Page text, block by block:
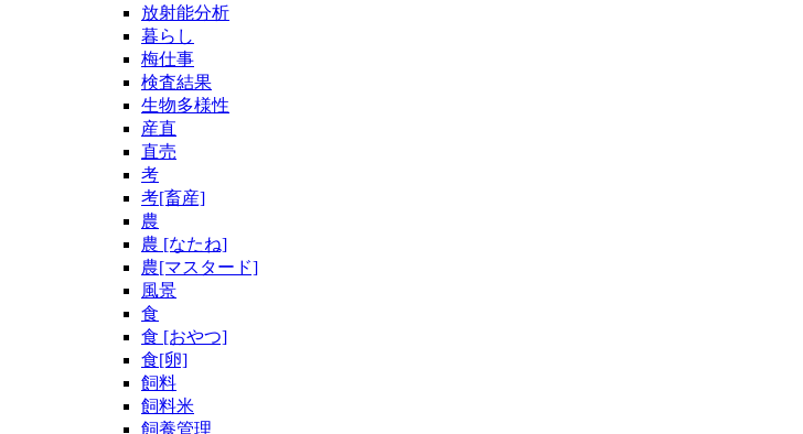
放射能分析
暮らし
梅仕事
検査結果
生物多様性
産直
直売
考
考[畜産]
農
農 [なたね]
農[マスタード]
風景
食
食 [おやつ]
食[卵]
飼料
飼料米
飼養管理